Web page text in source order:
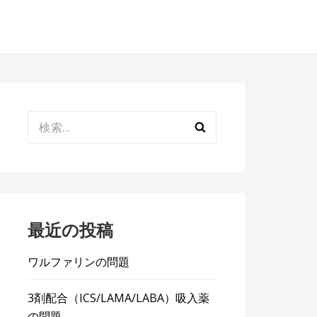
索:
最近の投稿
ワルファリンの問題
3剤配合（ICS/LAMA/LABA）吸入薬